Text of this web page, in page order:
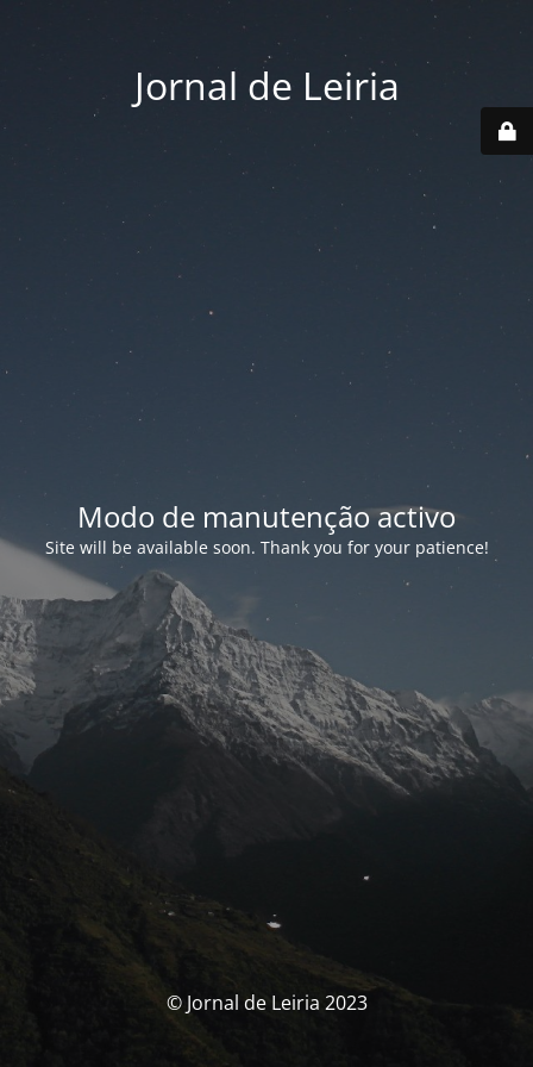
Jornal de Leiria
Modo de manutenção activo
Site will be available soon. Thank you for your patience!
© Jornal de Leiria 2023